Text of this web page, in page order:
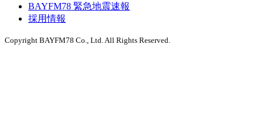
BAYFM78 緊急地震速報
採用情報
Copyright BAYFM78 Co., Ltd. All Rights Reserved.